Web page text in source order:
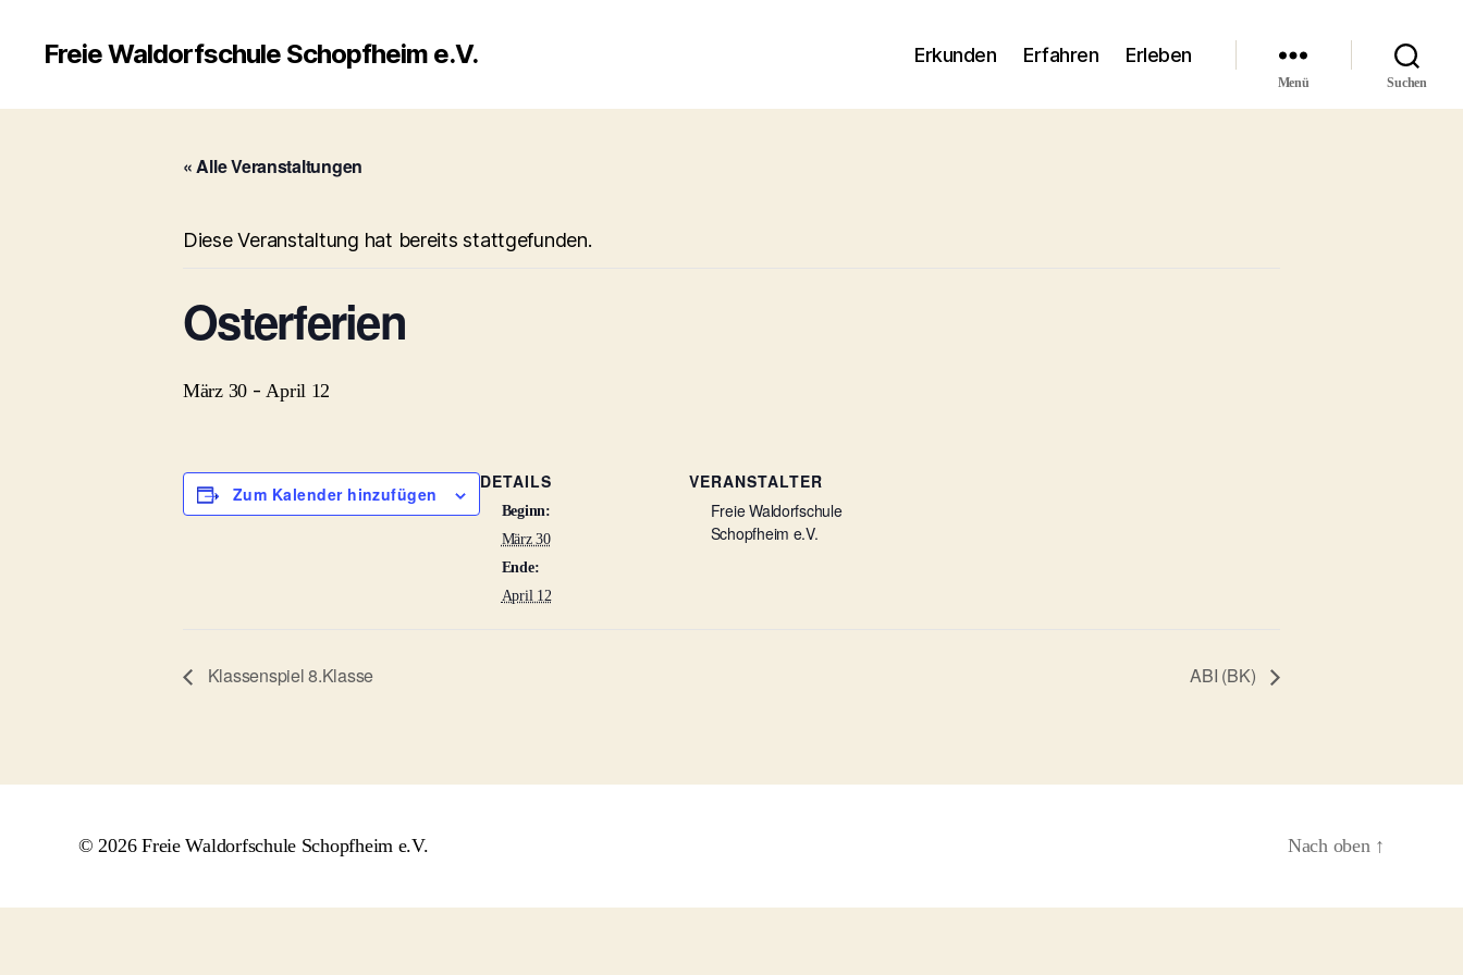
Freie Waldorfschule Schopfheim e.V. Erkunden Erfahren Erleben
Menü Suchen
« Alle Veranstaltungen
Diese Veranstaltung hat bereits stattgefunden.
Osterferien
März 30 - April 12
Zum Kalender hinzufügen
DETAILS
Beginn:
März 30
Ende:
April 12
VERANSTALTER
Freie Waldorfschule
Schopfheim e.V.
Klassenspiel 8.Klasse ABI (BK)
© 2026 Freie Waldorfschule Schopfheim e.V. Nach oben ↑